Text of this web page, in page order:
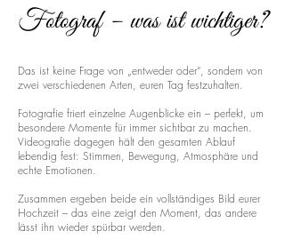
Fotograf – was ist wichtiger?
Das ist keine Frage von „entweder oder“, sondern von
zwei verschiedenen Arten, euren Tag festzuhalten.
Fotografie friert einzelne Augenblicke ein – perfekt, um
besondere Momente für immer sichtbar zu machen.
Videografie dagegen hält den gesamten Ablauf
lebendig fest: Stimmen, Bewegung, Atmosphäre und
echte Emotionen.
Zusammen ergeben beide ein vollständiges Bild eurer
Hochzeit – das eine zeigt den Moment, das andere
lässt ihn wieder spürbar werden.